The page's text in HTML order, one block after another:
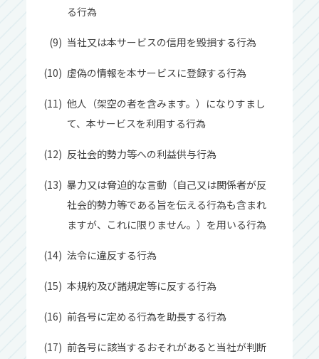
る⾏為
当社⼜は本サービスの信⽤を毀損する⾏為
虚偽の情報を本サービスに登録する⾏為
他⼈（架空の者を含みます。）になりすまし
て、本サービスを利⽤する⾏為
反社会的勢⼒等への利益供与⾏為
暴⼒⼜は脅迫的な⾔動（⾃⼰⼜は関係者が反
社会的勢⼒等である旨を伝える⾏為も含まれ
ますが、これに限りません。）を⽤いる⾏為
法令に違反する⾏為
本規約及び諸規定等に反する⾏為
前各号に定める⾏為を助⻑する⾏為
前各号に該当するおそれがあると当社が判断